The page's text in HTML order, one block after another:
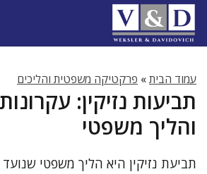
לדלג
לתוכן
עמוד הבית» פרקטיקה משפטית והליכים
תביעות נזיקין:
והליך משפטי
תביעת נזיקין היא הליך משפטי